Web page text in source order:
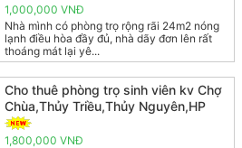
1,000,000 VNĐ
Nhà mình có phòng trọ rộng rãi 24m2 nóng
lạnh điều hòa đầy đủ, nhà dãy đơn lên rất
thoáng mát lại yê...
Cho thuê phòng trọ sinh viên kv Chợ
Chùa,Thủy Triều,Thủy Nguyên,HP
1,800,000 VNĐ